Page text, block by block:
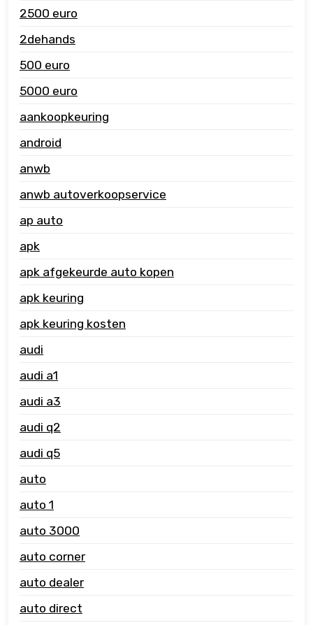
2500 euro
2dehands
500 euro
5000 euro
aankoopkeuring
android
anwb
anwb autoverkoopservice
ap auto
apk
apk afgekeurde auto kopen
apk keuring
apk keuring kosten
audi
audi a1
audi a3
audi q2
audi q5
auto
auto 1
auto 3000
auto corner
auto dealer
auto direct